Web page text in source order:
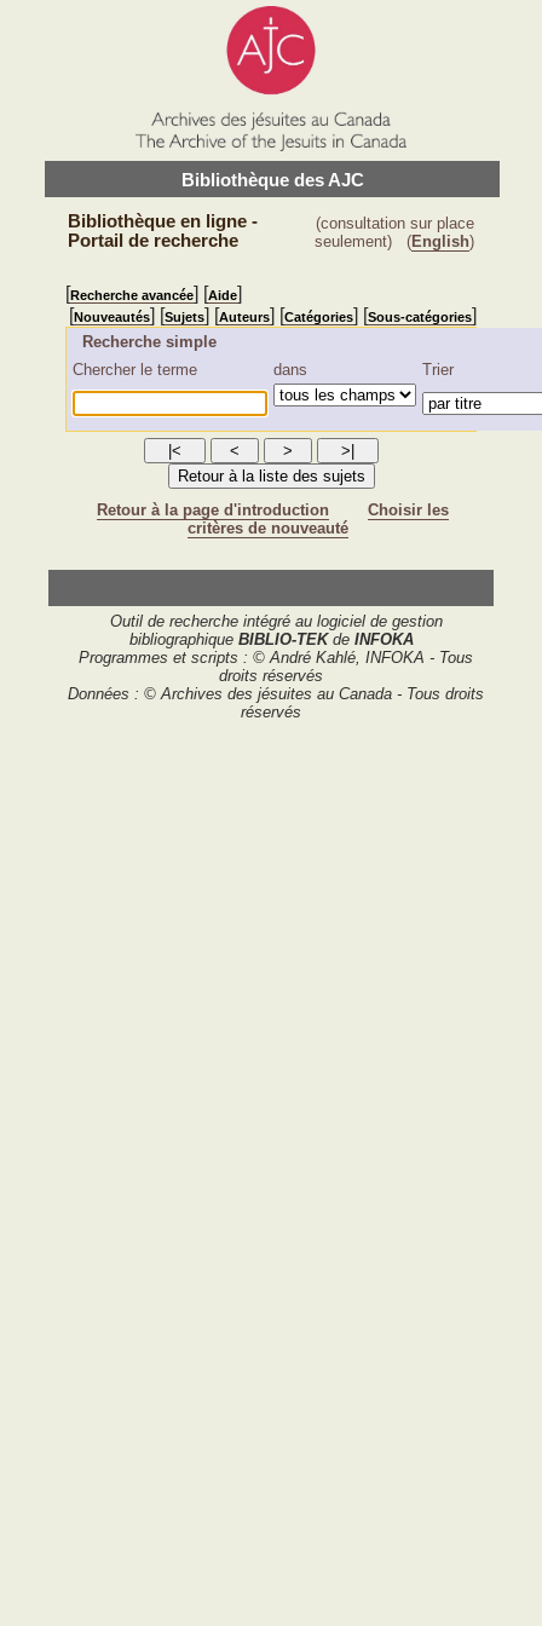
Bibliothèque des AJC
Bibliothèque en ligne -
Portail de recherche
(consultation sur place
seulement) (English)
[Recherche avancée] [Aide]
[Nouveautés] [Sujets] [Auteurs] [Catégories] [Sous-catégories]
Recherche simple
Chercher le terme
dans Trier
Retour à la page d'introduction
Choisir les
critères de nouveauté
Outil de recherche intégré au logiciel de gestion
bibliographique BIBLIO-TEKde INFOKA
Programmes et scripts : © André Kahlé, INFOKA - Tous
droits réservés
Données : © Archives des jésuites au Canada - Tous droits
réservés